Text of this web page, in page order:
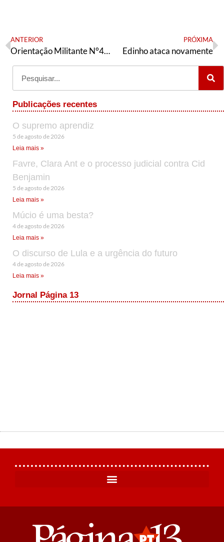
ANTERIOR
Orientação Militante N°443 (18 de dezembro de 2024)
PRÓXIMA
Edinho ataca novamente
Publicações recentes
O supremo aprendiz
5 de agosto de 2026
Leia mais »
Favre, Clara Ant e o processo judicial contra Cid
Benjamin
5 de agosto de 2026
Leia mais »
Múcio é uma besta?
4 de agosto de 2026
Leia mais »
O discurso de Lula e a urgência do futuro
4 de agosto de 2026
Leia mais »
Jornal Página 13